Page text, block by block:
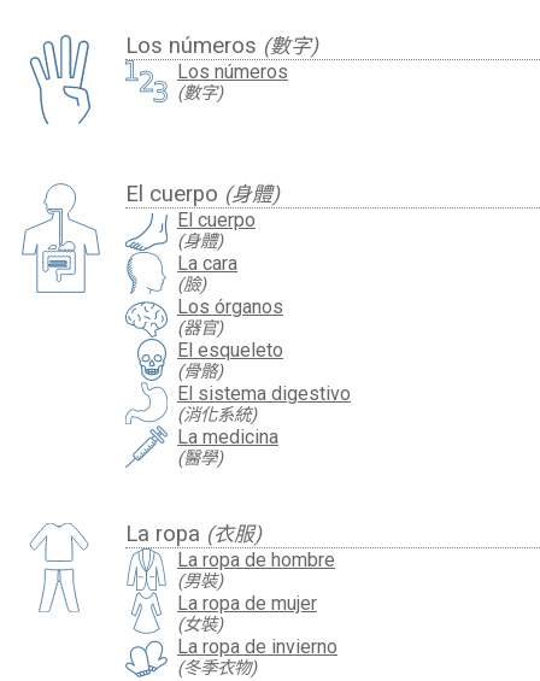
Los números (數字)
Los números
(數字)
El cuerpo (身體)
El cuerpo
(身體)
La cara
(臉)
Los órganos
(器官)
El esqueleto
(骨骼)
El sistema digestivo
(消化系統)
La medicina
(醫學)
La ropa (衣服)
La ropa de hombre
(男裝)
La ropa de mujer
(女裝)
La ropa de invierno
(冬季衣物)